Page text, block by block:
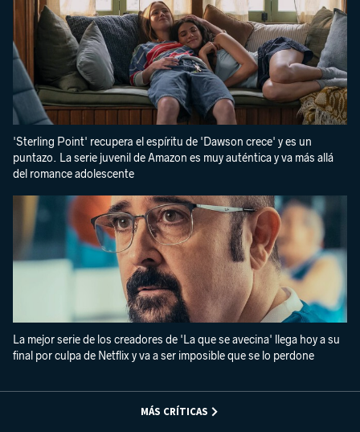
'Sterling Point' recupera el espíritu de 'Dawson crece' y es un
puntazo. La serie juvenil de Amazon es muy auténtica y va más allá
del romance adolescente
La mejor serie de los creadores de 'La que se avecina' llega hoy a su
final por culpa de Netflix y va a ser imposible que se lo perdone
MÁS CRÍTICAS